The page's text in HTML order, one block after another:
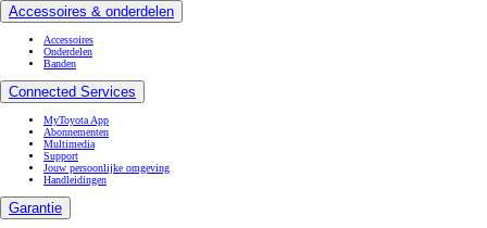
Accessoires & onderdelen
Accessoires
Onderdelen
Banden
Connected Services
MyToyota App
Abonnementen
Multimedia
Support
Jouw persoonlijke omgeving
Handleidingen
Garantie